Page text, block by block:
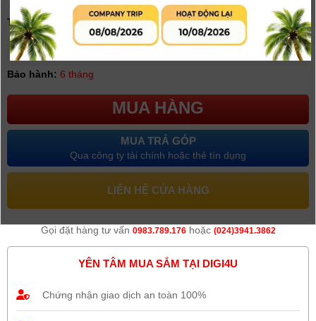
(0người đánh giá)
Tình trạng:
Có hàng
Giá khuyến mại: 350.000đ
Bảo hành: 6 tháng
MUA HÀNG
MUA TRẢ GÓP
Qua công ty tài chính hoặc thẻ tín dụng
LIÊN HỆ CỬA HÀNG
Gọi đặt hàng tư vấn 0983.789.176hoặc (024)3941.3862
YÊN TÂM MUA SẮM TẠI DIGI4U
Chứng nhận giao dịch an toàn 100%